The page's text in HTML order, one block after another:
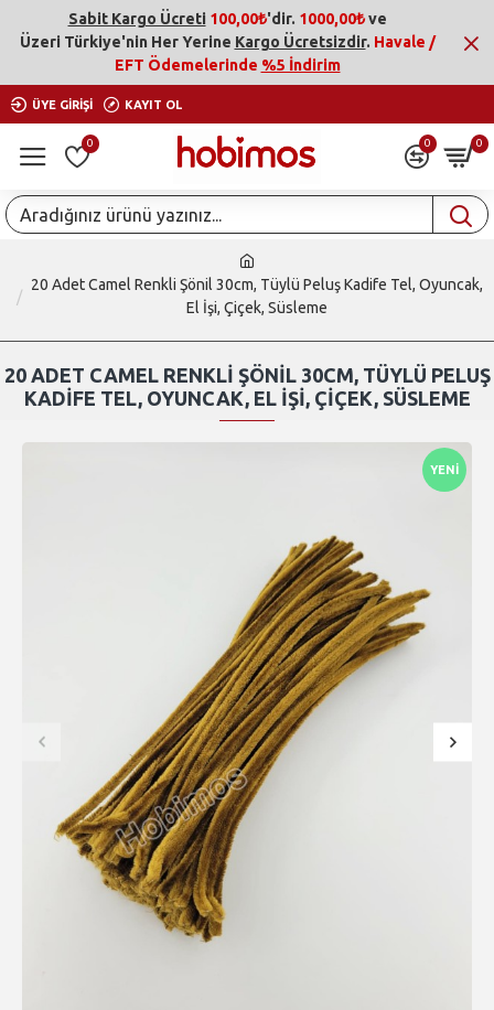
Sabit Kargo Ücreti 100,00₺'dir. 1000,00₺ve
Üzeri Türkiye'nin Her Yerine Kargo Ücretsizdir. Havale /
EFT Ödemelerinde %5 İndirim
ÜYE GIRIŞI KAYIT OL
0 0 0
20 Adet Camel Renkli Şönil 30cm, Tüylü Peluş Kadife Tel, Oyuncak,
El İşi, Çiçek, Süsleme
20 ADET CAMEL RENKLI ŞÖNIL 30CM, TÜYLÜ PELUŞ
KADIFE TEL, OYUNCAK, EL İŞI, ÇIÇEK, SÜSLEME
YENI